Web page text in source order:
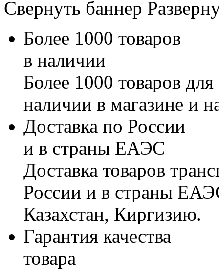
Свернуть баннер
Более 1000 товаров
в наличии
Более 1000 товаров
наличии в магазине и
Доставка по России
и в страны ЕАЭС
Доставка товаров
России и в страны
Казахстан, Киргизию.
Гарантия качества
товара